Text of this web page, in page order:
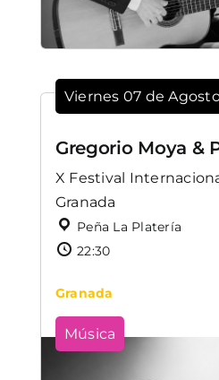
Viernes 07 de
Gregorio Moya &
X Festival
Granada
Peña La Platería
22:30
Granada
Música